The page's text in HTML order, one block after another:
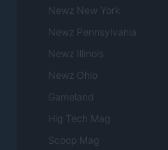
Newz New York
Newz Pennsylvania
Newz Illinois
Newz Ohio
Gameland
Hig Tech Mag
Scoop Mag